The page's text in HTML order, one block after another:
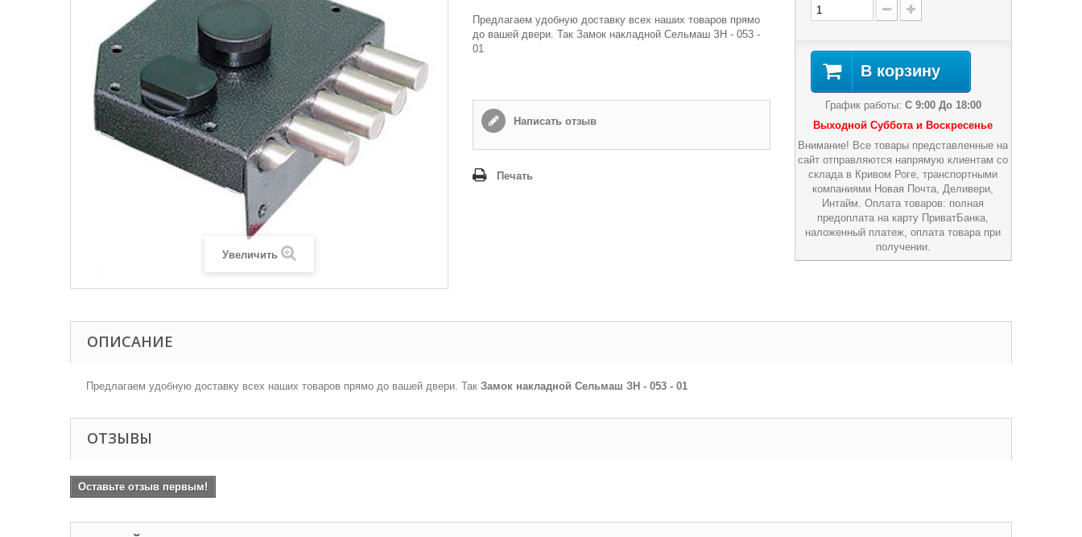
Увеличить
Предлагаем удобную доставку всех наших товаров прямо
до вашей двери. Так Замок накладной Сельмаш ЗН - 053 -
01
Написать отзыв
Печать
В корзину
График работы: С 9:00 До 18:00
Выходной Суббота и Воскресенье
Внимание! Все товары представленные на
сайт отправляются напрямую клиентам со
склада в Кривом Роге, транспортными
компаниями Новая Почта, Деливери,
Интайм. Оплата товаров: полная
предоплата на карту ПриватБанка,
наложенный платеж, оплата товара при
получении.
ОПИСАНИЕ
Предлагаем удобную доставку всех наших товаров прямо до вашей двери. Так Замок накладной Сельмаш ЗН - 053 - 01
ОТЗЫВЫ
Оставьте отзыв первым!